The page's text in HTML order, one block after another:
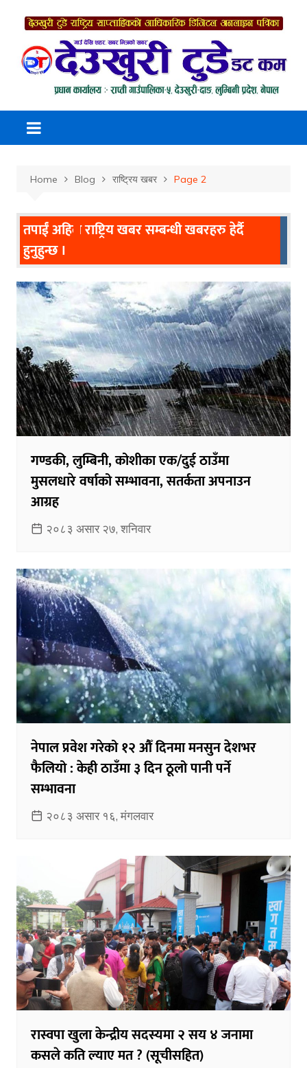
content
Home Blog राष्ट्रिय खबर Page 2
तपाईं अहिलेराष्ट्रिय खबरसम्बन्धी खबरहरु हेर्दै
हुनुहुन्छ ।
गण्डकी, लुम्बिनी, कोशीका एक/दुई ठाउँमा
मुसलधारे वर्षाको सम्भावना, सतर्कता अपनाउन
आग्रह
२०८३ असार २७, शनिवार
नेपाल प्रवेश गरेको १२ औँ दिनमा मनसुन देशभर
फैलियो : केही ठाउँमा ३ दिन ठूलो पानी पर्ने
सम्भावना
२०८३ असार १६, मंगलवार
रास्वपा खुला केन्द्रीय सदस्यमा २ सय ४ जनामा
कसले कति ल्याए मत ? (सूचीसहित)